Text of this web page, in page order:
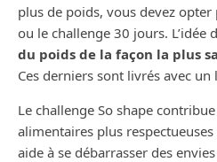
plus de poids, vous devez
ou le challenge 30 jours. L’idée
du poids de la façon la plus
Ces derniers sont livrés avec un
Le challenge So shape
alimentaires plus
aide à se débarrasser des